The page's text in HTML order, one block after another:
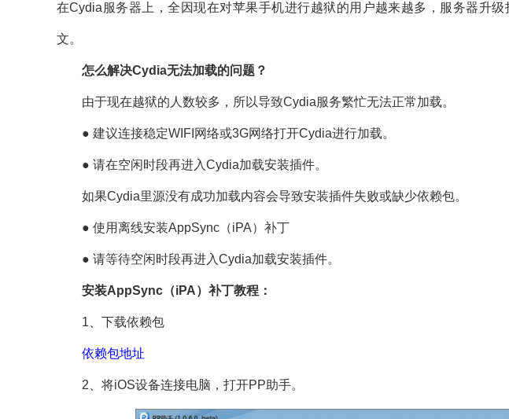
在Cydia服务器上，全因现在对苹果手机进行越狱的用户越来越多，服务器升
文。
怎么解决Cydia无法加载的问题？
由于现在越狱的人数较多，所以导致Cydia服务繁忙无法正常加载。
● 建议连接稳定WIFI网络或3G网络打开Cydia进行加载。
● 请在空闲时段再进入Cydia加载安装插件。
如果Cydia里源没有成功加载内容会导致安装插件失败或缺少依赖包。
● 使用离线安装AppSync（iPA）补丁
● 请等待空闲时段再进入Cydia加载安装插件。
安装AppSync（iPA）补丁教程：
1、下载依赖包
依赖包地址
2、将iOS设备连接电脑，打开PP助手。